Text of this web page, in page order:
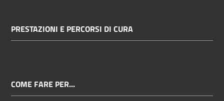
PRESTAZIONI E PERCORSI DI CURA
COME FARE PER...